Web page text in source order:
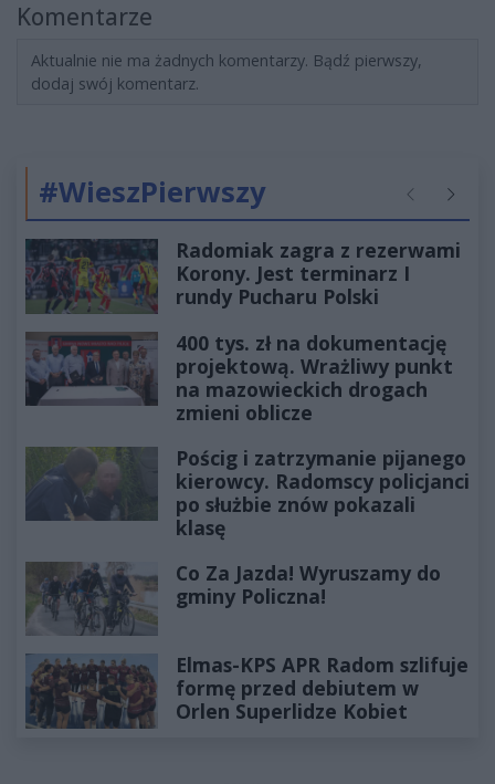
Komentarze
Aktualnie nie ma żadnych komentarzy. Bądź pierwszy,
dodaj swój komentarz.
#WieszPierwszy Poprzednie
Radomiak zagra z rezerwami
Korony. Jest terminarz I
rundy Pucharu Polski
400 tys. zł na dokumentację
projektową. Wrażliwy punkt
na mazowieckich drogach
zmieni oblicze
Pościg i zatrzymanie pijanego
kierowcy. Radomscy policjanci
po służbie znów pokazali
klasę
Co Za Jazda! Wyruszamy do
gminy Policzna!
Elmas-KPS APR Radom szlifuje
formę przed debiutem w
Orlen Superlidze Kobiet